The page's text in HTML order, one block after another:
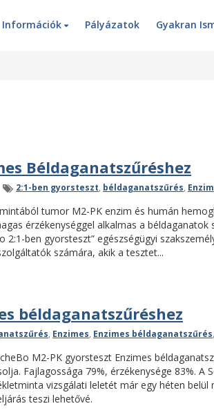
Információk Pályázatok Gyakran
Béldaganatszűréshez
Címkék
2:1-ben gyorsteszt, béldaganatszűrés,
tumor M2-PK enzim és humán
érzékenységgel alkalmas a
ben gyorsteszt” egészségügyi
számára, akik a tesztet...
béldaganatszűréshez
, Enzimes, Enzimes béldaganatszűrés,
M2-PK gyorsteszt Enzimes
Fajlagossága 79%, érzékenysége 83%. A
vizsgálati leletét már egy héten belül
teszi lehetővé.